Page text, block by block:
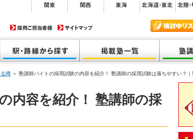
噂 ＞ 塾講師バイトの採用試験の内容を紹介！ 塾講師の採用試験は落ちやすい？
内容を紹介！ 塾講師の採